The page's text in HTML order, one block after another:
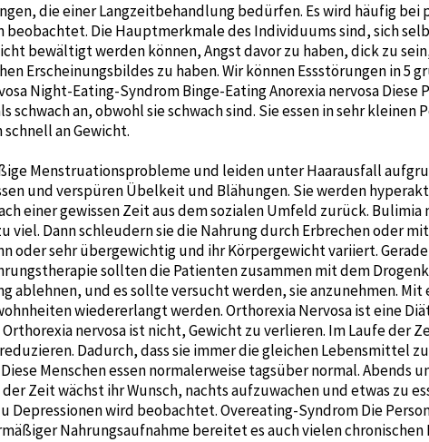
die einer Langzeitbehandlung bedürfen. Es wird häufig bei
Die Hauptmerkmale des Individuums sind, sich
bewältigt werden können, Angst davor zu haben, dick zu
Erscheinungsbildes zu haben. Wir können Essstörungen in 5
Night-Eating-Syndrom Binge-Eating Anorexia nervosa Diese
schwach an, obwohl sie schwach sind. Sie essen in sehr kleinen
an Gewicht.
Menstruationsprobleme und leiden unter Haarausfall
und verspüren Übelkeit und Blähungen. Sie werden
einer gewissen Zeit aus dem sozialen Umfeld zurück. Bulimia
viel. Dann schleudern sie die Nahrung durch Erbrechen oder
oder sehr übergewichtig und ihr Körpergewicht variiert.
sollten die Patienten zusammen mit dem
ablehnen, und es sollte versucht werden, sie anzunehmen.
wiedererlangt werden. Orthorexia Nervosa ist eine
nervosa ist nicht, Gewicht zu verlieren. Im Laufe der
Dadurch, dass sie immer die gleichen Lebensmittel
Menschen essen normalerweise tagsüber normal. Abends
Zeit wächst ihr Wunsch, nachts aufzuwachen und etwas zu
Depressionen wird beobachtet. Overeating-Syndrom Die
Nahrungsaufnahme bereitet es auch vielen chronischen